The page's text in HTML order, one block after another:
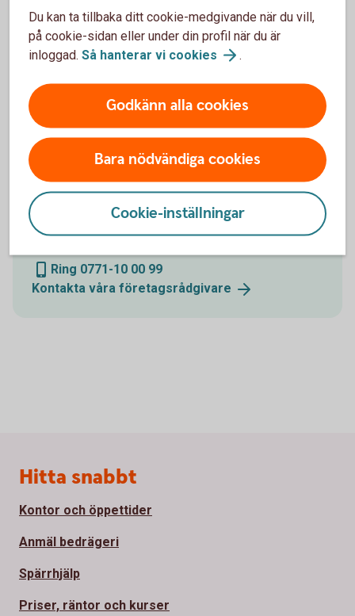
Besök oss
Välkommen till ett av våra kontor så hjälper vi dig.
Hitta ditt bankkontor
Ring oss
Ring oss för att få hjälp med företagets affärer
Ring 0771-10 00 99
Kontakta våra företagsrådgivare
Du kan ta tillbaka ditt cookie-medgivande när du vill,
på cookie-sidan eller under din profil när du är
inloggad. Så hanterar vi cookies .
Godkänn alla cookies
Bara nödvändiga cookies
Cookie-inställningar
Sidfot
Hitta snabbt
Kontor och öppettider
Anmäl bedrägeri
Spärrhjälp
Priser, räntor och kurser